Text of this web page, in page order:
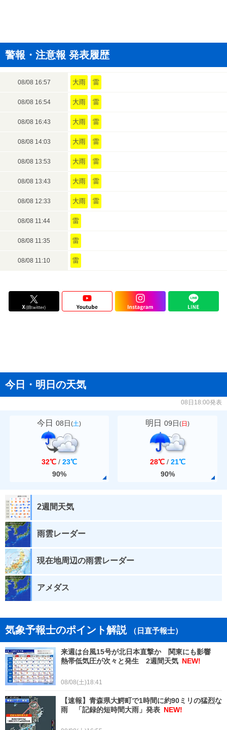
警報・注意報 発表履歴
08/08 16:57 大雨 雷
08/08 16:54 大雨 雷
08/08 16:43 大雨 雷
08/08 14:03 大雨 雷
08/08 13:53 大雨 雷
08/08 13:43 大雨 雷
08/08 12:33 大雨 雷
08/08 11:44 雷
08/08 11:35 雷
08/08 11:10 雷
今日・明日の天気
08日18:00発表
今日 08日(土)
32℃ / 23℃
90%
明日 09日(日)
28℃ / 21℃
90%
2週間天気
雨雲レーダー
現在地周辺の雨雲レーダー
アメダス
気象予報士のポイント解説 （日直予報士）
来週は台風15号が北日本直撃か 関東にも影響
熱帯低気圧が次々と発生 2週間天気 NEW!
08/08(土)18:41
【速報】青森県大鰐町で1時間に約90ミリの猛烈な
雨 「記録的短時間大雨」発表 NEW!